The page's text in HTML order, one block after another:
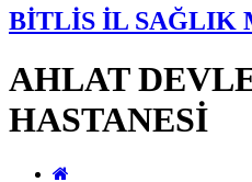
BİTLİS İL SAĞLIK
AHLAT
HASTANESİ